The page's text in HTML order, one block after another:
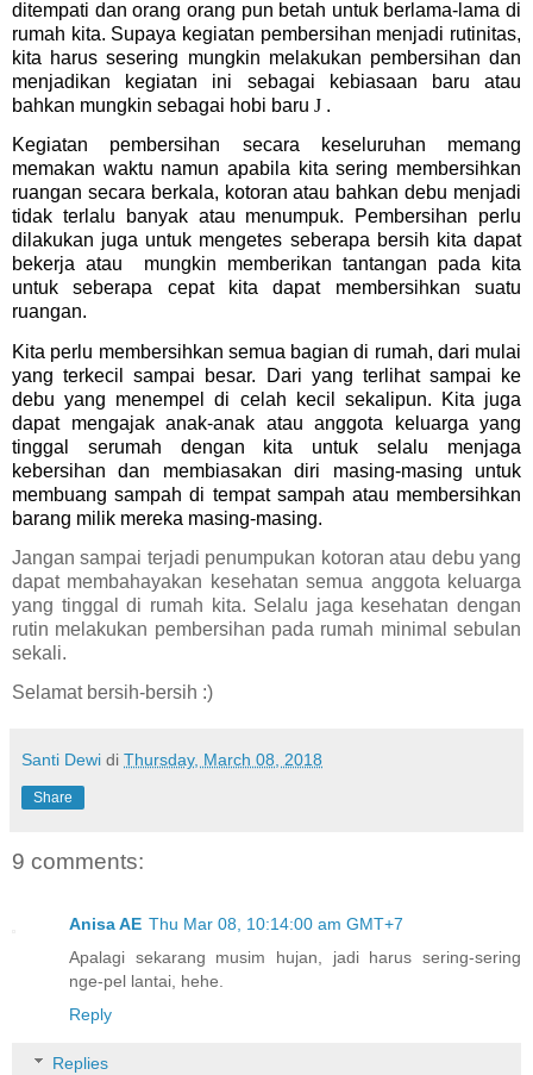
ditempati dan orang orang pun betah untuk berlama-lama di
rumah kita. Supaya kegiatan pembersihan menjadi rutinitas,
kita harus sesering mungkin melakukan pembersihan dan
menjadikan kegiatan ini sebagai kebiasaan baru atau
bahkan mungkin sebagai hobi baru J .
Kegiatan pembersihan secara keseluruhan memang
memakan waktu namun apabila kita sering membersihkan
ruangan secara berkala, kotoran atau bahkan debu menjadi
tidak terlalu banyak atau menumpuk. Pembersihan perlu
dilakukan juga untuk mengetes seberapa bersih kita dapat
bekerja atau mungkin memberikan tantangan pada kita
untuk seberapa cepat kita dapat membersihkan suatu
ruangan.
Kita perlu membersihkan semua bagian di rumah, dari mulai
yang terkecil sampai besar. Dari yang terlihat sampai ke
debu yang menempel di celah kecil sekalipun. Kita juga
dapat mengajak anak-anak atau anggota keluarga yang
tinggal serumah dengan kita untuk selalu menjaga
kebersihan dan membiasakan diri masing-masing untuk
membuang sampah di tempat sampah atau membersihkan
barang milik mereka masing-masing.
Jangan sampai terjadi penumpukan kotoran atau debu yang
dapat membahayakan kesehatan semua anggota keluarga
yang tinggal di rumah kita. Selalu jaga kesehatan dengan
rutin melakukan pembersihan pada rumah minimal sebulan
sekali.
Selamat bersih-bersih :)
Santi Dewi di Thursday, March 08, 2018
Share
9 comments:
Anisa AE Thu Mar 08, 10:14:00 am GMT+7
Apalagi sekarang musim hujan, jadi harus sering-sering
nge-pel lantai, hehe.
Reply
Replies